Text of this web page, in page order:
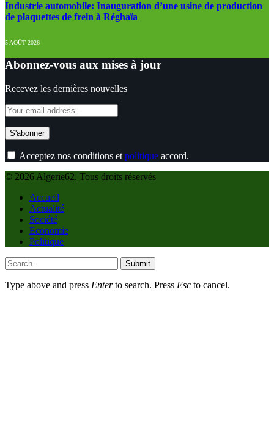
Industrie automobile: Inauguration d’une usine de production
de plaquettes de frein à Réghaïa
5 AOÛT 2026
Abonnez-vous aux mises à jour
Recevez les dernières nouvelles
Acceptez nos conditions et politique accord.
© 2026 Algerie62. Tous droits réservés
Accueil
Actualité
Société
Economie
Politique
Submit
Type above and press Enterto search. Press Esc to cancel.